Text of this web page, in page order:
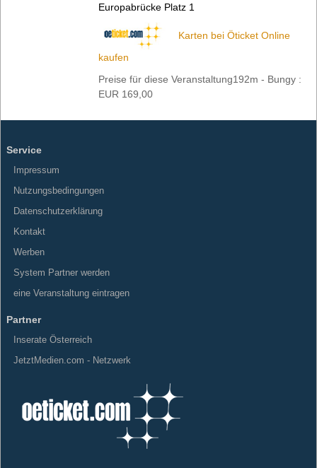
Europabrücke Platz 1
Karten bei Öticket Online
kaufen
Preise für diese Veranstaltung192m - Bungy :
EUR 169,00
Service
Impressum
Nutzungsbedingungen
Datenschutzerklärung
Kontakt
Werben
System Partner werden
eine Veranstaltung eintragen
Partner
Inserate Österreich
JetztMedien.com - Netzwerk